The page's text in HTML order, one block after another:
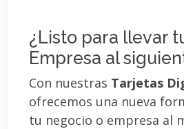
¿Listo para llevar
Empresa al
Con nuestras Tarjetas
ofrecemos una nueva
tu negocio o empresa al